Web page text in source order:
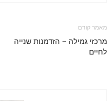
מאמר קודם
מרכזי גמילה – הזדמנות שנייה
לחיים